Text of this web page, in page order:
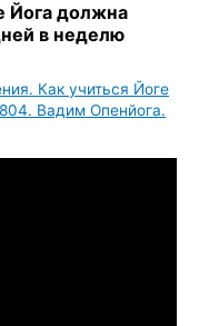
Йога должна
в неделю
Как учиться Йоге
Вадим Опенйога.